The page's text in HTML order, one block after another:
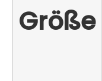
Größe